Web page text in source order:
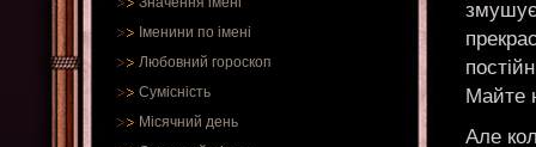
Іменини по імені
Любовний гороскоп
Сумісність
Місячний день
Майте
Але